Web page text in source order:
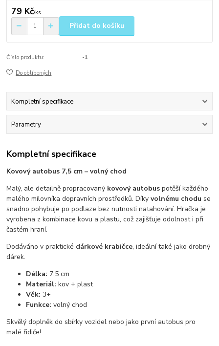
79 Kč/ks
Přidat do košíku
Číslo produktu: -1
Do oblíbených
Kompletní specifikace
Parametry
Kompletní specifikace
Kovový autobus 7,5 cm – volný chod
Malý, ale detailně propracovaný kovový autobus potěší každého
malého milovníka dopravních prostředků. Díkyvolnému chodu se
snadno pohybuje po podlaze bez nutnosti natahování. Hračka je
vyrobena z kombinace kovu a plastu, což zajišťuje odolnost i při
častém hraní.
Dodáváno v praktické dárkové krabičce, ideální také jako drobný
dárek.
Délka: 7,5 cm
Materiál: kov + plast
Věk: 3+
Funkce: volný chod
Skvělý doplněk do sbírky vozidel nebo jako první autobus pro
malé řidiče!